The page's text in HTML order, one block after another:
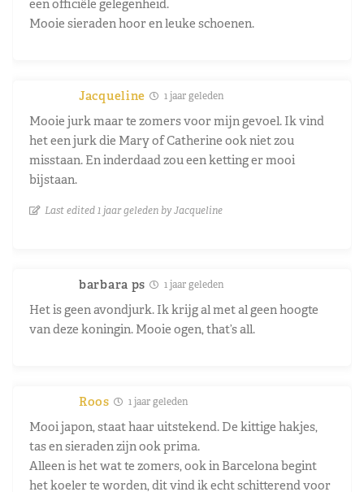
een officiële gelegenheid.
Mooie sieraden hoor en leuke schoenen.
Jacqueline 1 jaar geleden
Mooie jurk maar te zomers voor mijn gevoel. Ik vind
het een jurk die Mary of Catherine ook niet zou
misstaan. En inderdaad zou een ketting er mooi
bijstaan.
Last edited 1 jaar geleden by Jacqueline
barbara ps 1 jaar geleden
Het is geen avondjurk. Ik krijg al met al geen hoogte
van deze koningin. Mooie ogen, that’s all.
Roos 1 jaar geleden
Mooi japon, staat haar uitstekend. De kittige hakjes,
tas en sieraden zijn ook prima.
Alleen is het wat te zomers, ook in Barcelona begint
het koeler te worden, dit vind ik echt schitterend voor